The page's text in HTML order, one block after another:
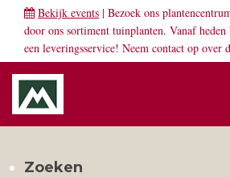
Bekijk events | Bezoek ons
door ons sortiment tuinplanten. Vanaf
een leveringsservice! Neem contact op over
Zoeken